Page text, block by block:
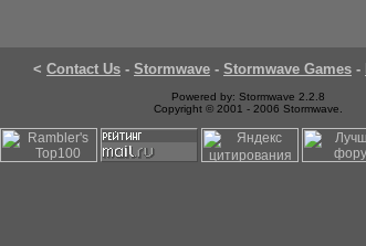
< Contact Us - Stormwave - Stormwave Games -
Powered by: Stormwave 2.2.8
Copyright © 2001 - 2006 Stormwave.